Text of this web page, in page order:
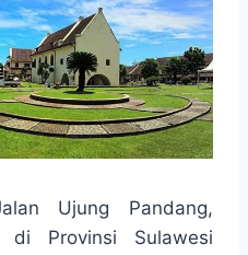
Ujung Pandang,
di Provinsi Sulawesi